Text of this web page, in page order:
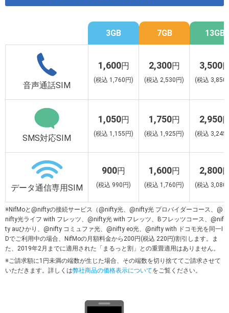
3GB 7GB 13GB
音声通話SIM
1,600円
(税込 1,760 円)
2,300円
(税込 2,530 円)
3,500
(税込 3,850
SMS対応SIM
1,050円
(税込 1,155 円)
1,750円
(税込 1,925 円)
2,950
(税込 3,245
データ通信専用SIM
900円
(税込 990 円)
1,600円
(税込 1,760 円)
2,800
(税込 3,080
※NifMoと@niftyの接続サービス（@nifty光、@nifty光 プロバイダーコース、@
nifty光ライフ with フレッツ、@nifty光 with フレッツ、Bフレッツコース、@nif
ty auひかり、@nifty コミュファ光、@nifty eo光、@nifty with ドコモ光を同一I
Dでご利用中の場合、NifMoの月額料金から200円 (税込 220 円)割引します。ま
た、2019年2月までに適用された「まるっと割」との重畳適用はありません。
※ご請求額に1円未満の端数が生じた場合、その端数を切り捨ててご請求させて
いただきます。詳しくは弊社商品の価格表示についてをご覧ください。